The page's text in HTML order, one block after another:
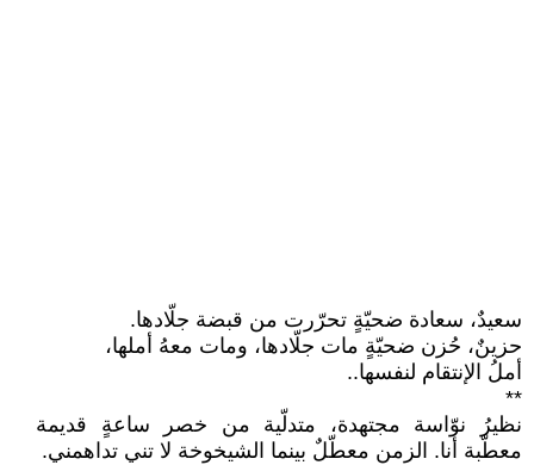
سعيدٌ، سعادة ضحيّةٍ تحرّرت من قبضة جلّادها.
حزينٌ، حُزن ضحيّةٍ مات جلّادها، ومات معهُ أملها،
أملُ الإنتقام لنفسها..
**
نظيرُ نوّاسة مجتهدة، متدلّية من خصر ساعةٍ قديمة
معطّبة أنا. الزمن معطّلٌ بينما الشيخوخة لا تني تداهمني.